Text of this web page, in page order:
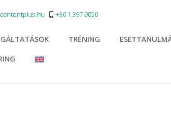
+36 1 397 9050
TRÉNING